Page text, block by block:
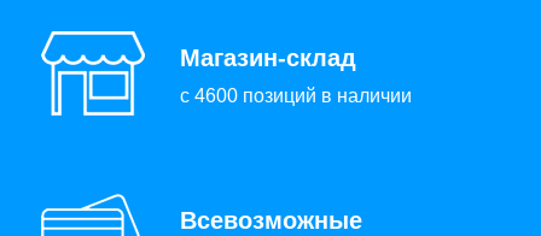
Магазин-склад
с 4600 позиций в наличии
Всевозможные